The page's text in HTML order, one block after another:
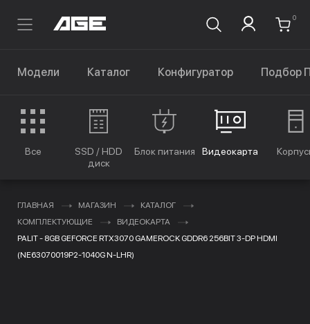
0
Модели Каталог Конфигуратор Подбор
Все
SSD / HDD
диск
Блок питания Видеокарта
ГЛАВНАЯ МАГАЗИН
КАТАЛОГ
КОМПЛЕКТУЮЩИЕ
ВИДЕОКАРТА
PALIT - 8GB GEFORCE RTX3070 GAMEROCK GDDR6 256BIT 3-DP HDMI
(NE63070019P2-1040G N-LHR)